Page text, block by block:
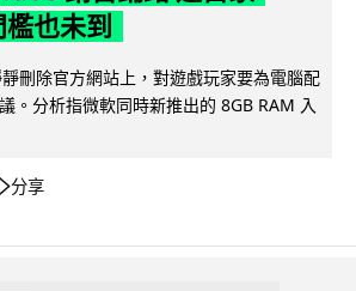
也未到
刪除官方網站上，對遊戲玩家要為電腦配
。分析指微軟同時新推出的 8GB RAM 入
分享